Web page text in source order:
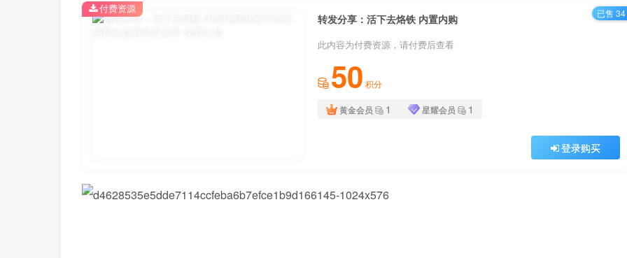
转发分享：活下去烙铁 内置内购
此内容为付费资源，请付费后查看
50 积分
黄金会员 1 星耀会员 1
登录购买
付费资源 已售 34